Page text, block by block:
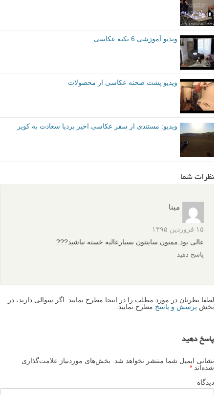
ویدیو آموزشی 6 نکته عکاسی
ویدیو پشت صحنه عکاسی از محصولات
ویدیو: مستندی از سفر عکاسی اخیر بردیا سعادت به کویر
نظرات شما
مینا
۱۵ فروردین ۱۳۹۵
عالی بود.ممنون.سایتتون بسیارعالیه خسته نباشید???
پاسخ دهید
لطفا نظرتان در مورد مطلب را در اینجا مطرح نمایید. اگر سوالی دارید، در
بخش پرسش و پاسخ مطرح نمایید.
پاسخ دهید
نشانی ایمیل شما منتشر نخواهد شد.
بخش‌های موردنیاز علامت‌گذاری
شده‌اند *
دیدگاه